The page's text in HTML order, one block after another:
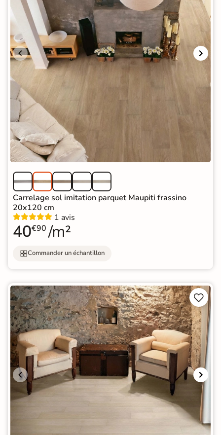
Carrelage sol imitation parquet Maupiti frassino
20x120 cm
1 avis
40€90 /m²
Commander un échantillon

